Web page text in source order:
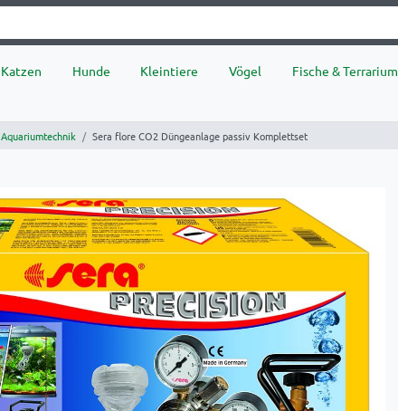
Katzen Hunde Kleintiere Vögel Fische & Terrarium
Aquariumtechnik Sera flore CO2 Düngeanlage passiv Komplettset